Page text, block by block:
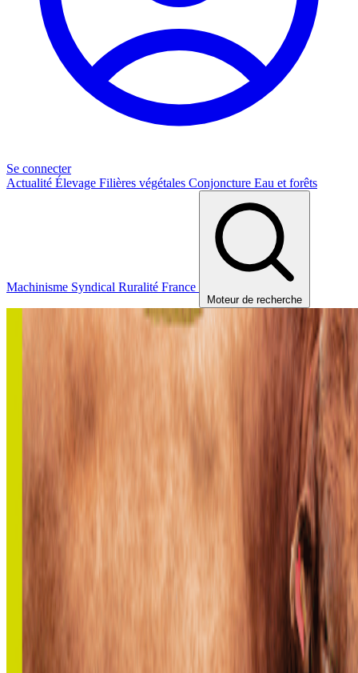
Se connecter
Actualité Élevage Filières végétales Conjoncture Eau et forêts
Machinisme Syndical Ruralité France
Moteur de recherche